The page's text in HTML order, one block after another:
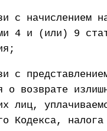
с начислением
4 и (или) 9
с
о возврате
лиц,
Кодекса,